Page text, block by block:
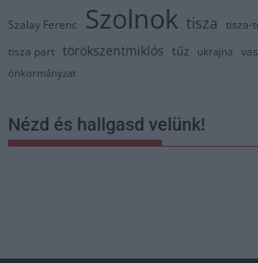
Szalay Ferenc Szolnok tisza tisza-
tisza part törökszentmiklós tűz ukrajna
önkormányzat
Nézd és hallgasd velünk!